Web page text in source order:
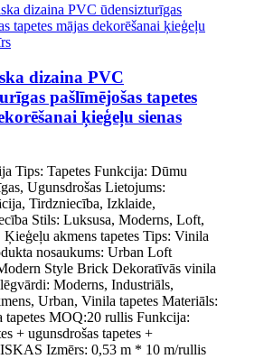
dizaina PVC
pašlīmējošas tapetes
ķieģeļu sienas
Tips: Tapetes Funkcija: Dūmu
Ugunsdrošas Lietojums:
Tirdzniecība, Izklaide,
Stils: Luksusa, Moderns, Loft,
Ķieģeļu akmens tapetes Tips: Vinila
nosaukums: Urban Loft
Style Brick Dekoratīvās vinila
Moderns, Industriāls,
Urban, Vinila tapetes Materiāls:
MOQ:20 rullis Funkcija:
+ ugunsdrošas tapetes +
Izmērs: 0,53 m * 10 m/rullis